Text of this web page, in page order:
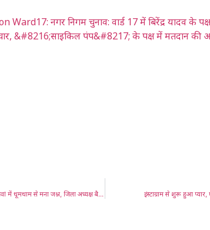
नगर निगम चुनाव: वार्ड 17 में बिरेंद्र यादव के
&#8216;साइकिल पंप&#8217; के पक्ष में मतदान की
Saraikela:आरजेडी का 30वां स्थापना दिवस: सरायकेला-खरसावां में धूमधाम से मना जश्न, जिला अध्यक्ष बैजू कुमार के नेतृत्व में सामाजिक न्याय और संगठन विस्तार का लिया संकल्प इंस्टाग्राम से शुरू हुआ